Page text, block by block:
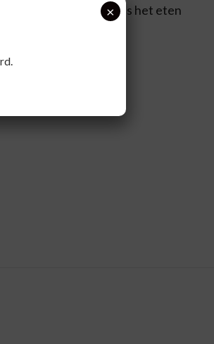
Bij voorkeur tijdens het eten
×